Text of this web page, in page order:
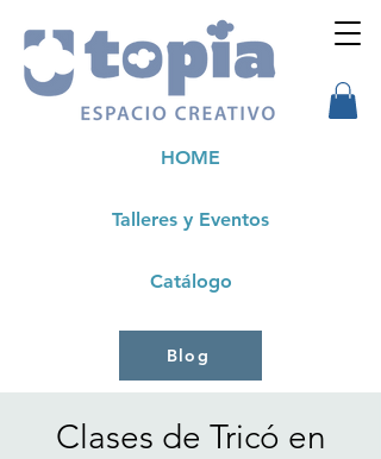
Talleres y Eventos
HOME
Catálogo
Blog
Clases de Tricó en